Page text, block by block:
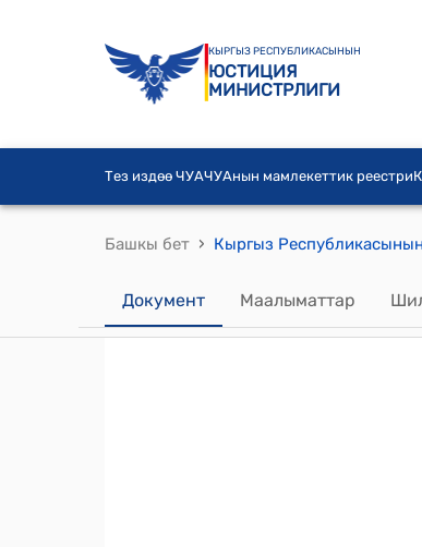
КЫРГЫЗ РЕСПУБЛИКАСЫНЫН
ЮСТИЦИЯ
МИНИСТРЛИГИ
Тез издөө ЧУАЧУАнын мамлекеттик реестри
Башкы бет ›
Документ Маалыматтар